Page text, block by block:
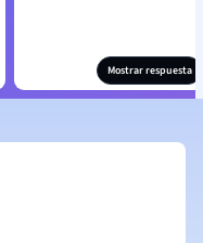
Mostrar respuesta